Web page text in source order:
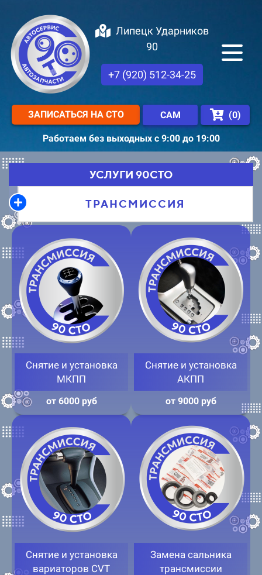
Липецк Ударников
90
+7 (920) 512-34-25
ЗАПИСАТЬСЯ НА СТО САМ (0)
Работаем без выходных с 9:00 до 19:00
УСЛУГИ 90СТО
ТРАНСМИССИЯ​​​​
Снятие и установка
МКПП
от 6000 руб
Снятие и установка
АКПП
от 9000 руб
Снятие и установка
вариаторов CVT
Замена сальника
трансмиссии